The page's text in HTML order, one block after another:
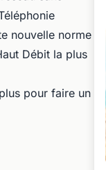
nouvelle norme
Débit la plus
pour faire un